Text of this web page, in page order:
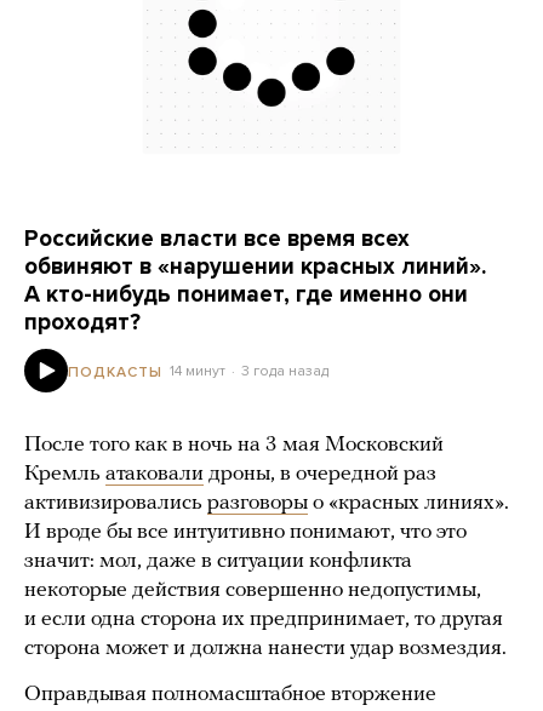
Российские власти все время всех
обвиняют в «нарушении красных линий».
А кто-нибудь понимает, где именно они
проходят?
ПОДКАСТЫ 14 минут 3 года назад
После того как в ночь на 3 мая Московский
Кремль атаковали дроны, в очередной раз
активизировались разговоры о «красных линиях».
И вроде бы все интуитивно понимают, что это
значит: мол, даже в ситуации конфликта
некоторые действия совершенно недопустимы,
и если одна сторона их предпринимает, то другая
сторона может и должна нанести удар возмездия.
Оправдывая полномасштабное вторжение